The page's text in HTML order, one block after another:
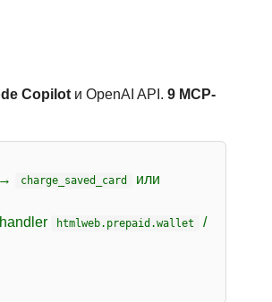
Copilotи OpenAI API. 9 MCP-
→ charge_saved_card
или
htmlweb.prepaid.wallet /